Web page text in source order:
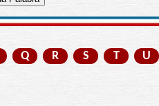
Q R S T U